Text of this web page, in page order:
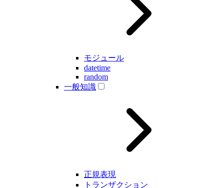
モジュール
datetime
random
一般知識
正規表現
トランザクション